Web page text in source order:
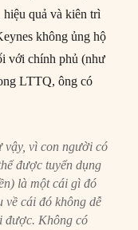
hiệu quả và kiên trì
không ủng hộ
với chính phủ (như
LTTQ, ông có
vậy, vì con người có
được tuyển dụng
là một cái gì đó
về cái đó không dễ
được. Không có